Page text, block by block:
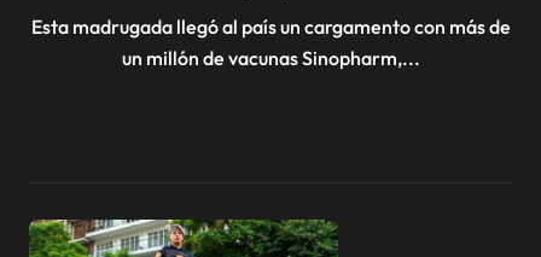
Esta madrugada llegó al país un cargamento con más de
un millón de vacunas Sinopharm,...